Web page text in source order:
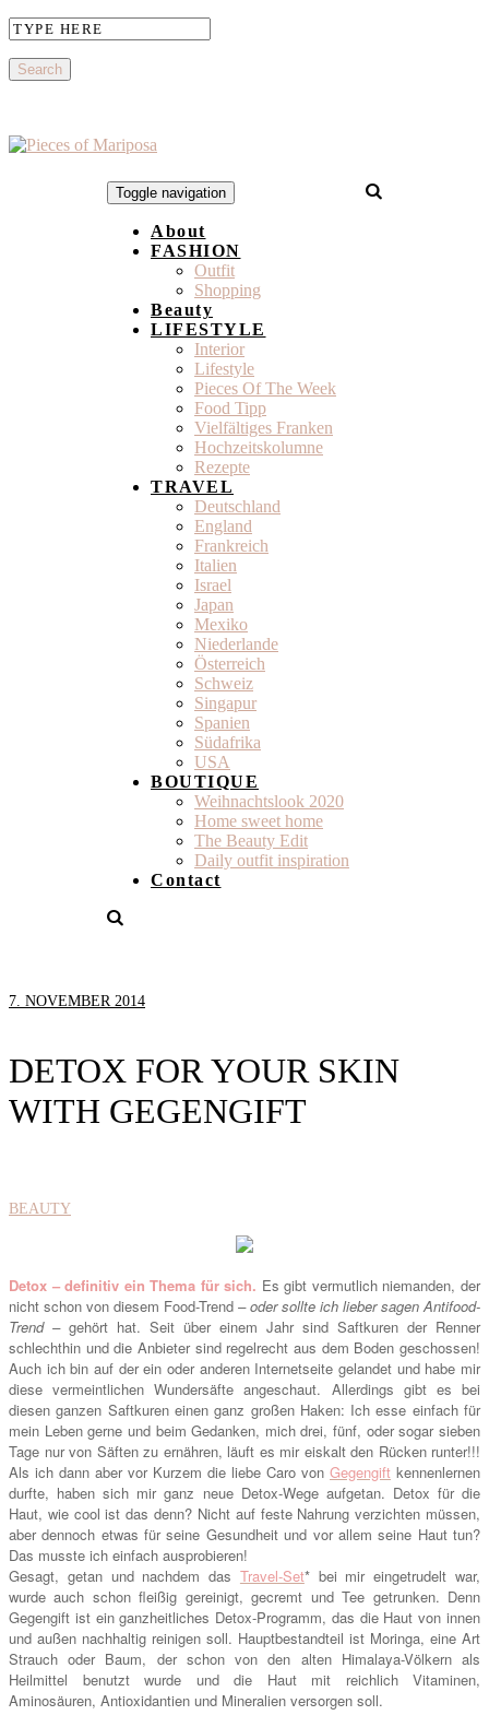
Toggle navigation
About
FASHION
Outfit
Shopping
Beauty
LIFESTYLE
Interior
Lifestyle
Pieces Of The Week
Food Tipp
Vielfältiges Franken
Hochzeitskolumne
Rezepte
TRAVEL
Deutschland
England
Frankreich
Italien
Israel
Japan
Mexiko
Niederlande
Österreich
Schweiz
Singapur
Spanien
Südafrika
USA
BOUTIQUE
Weihnachtslook 2020
Home sweet home
The Beauty Edit
Daily outfit inspiration
Contact
7. NOVEMBER 2014
DETOX FOR YOUR SKIN
WITH GEGENGIFT
BEAUTY
Detox – definitiv ein Thema für sich. Es gibt vermutlich niemanden, der
nicht schon von diesem Food-Trend – oder sollte ich lieber sagen Antifood-
Trend – gehört hat. Seit über einem Jahr sind Saftkuren der Renner
schlechthin und die Anbieter sind regelrecht aus dem Boden geschossen!
Auch ich bin auf der ein oder anderen Internetseite gelandet und habe mir
diese vermeintlichen Wundersäfte angeschaut. Allerdings gibt es bei
diesen ganzen Saftkuren einen ganz großen Haken: Ich esse einfach für
mein Leben gerne und beim Gedanken, mich drei, fünf, oder sogar sieben
Tage nur von Säften zu ernähren, läuft es mir eiskalt den Rücken runter!!!
Als ich dann aber vor Kurzem die liebe Caro von Gegengift kennenlernen
durfte, haben sich mir ganz neue Detox-Wege aufgetan. Detox für die
Haut, wie cool ist das denn? Nicht auf feste Nahrung verzichten müssen,
aber dennoch etwas für seine Gesundheit und vor allem seine Haut tun?
Das musste ich einfach ausprobieren!
Gesagt, getan und nachdem das Travel-Set* bei mir eingetrudelt war,
wurde auch schon fleißig gereinigt, gecremt und Tee getrunken. Denn
Gegengift ist ein ganzheitliches Detox-Programm, das die Haut von innen
und außen nachhaltig reinigen soll. Hauptbestandteil ist Moringa, eine Art
Strauch oder Baum, der schon von den alten Himalaya-Völkern als
Heilmittel benutzt wurde und die Haut mit reichlich Vitaminen,
Aminosäuren, Antioxidantien und Mineralien versorgen soll.